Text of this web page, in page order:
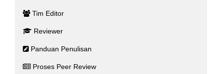
Tim Editor
Reviewer
Panduan Penulisan
Proses Peer Review